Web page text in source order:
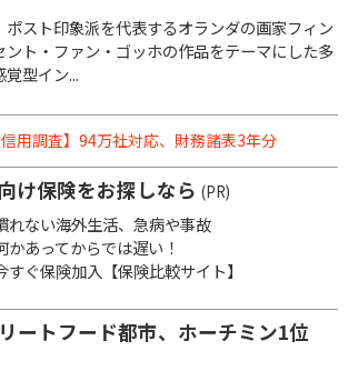
ポスト印象派を代表するオランダの画家フィン
ント・ファン・ゴッホの作品をテーマにした多
覚型イン...
信用調査】94万社対応、財務諸表3年分
け保険をお探しなら (PR)
れない海外生活、急病や事故
かあってからでは遅い！
すぐ保険加入【保険比較サイト】
ートフード都市、ホーチミン1位